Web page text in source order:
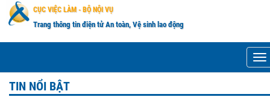
CỤC VIỆC LÀM - BỘ NỘI VỤ
Trang thông tin điện tử An toàn, Vệ sinh lao động
TIN NỔI BẬT